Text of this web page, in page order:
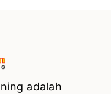
adalah